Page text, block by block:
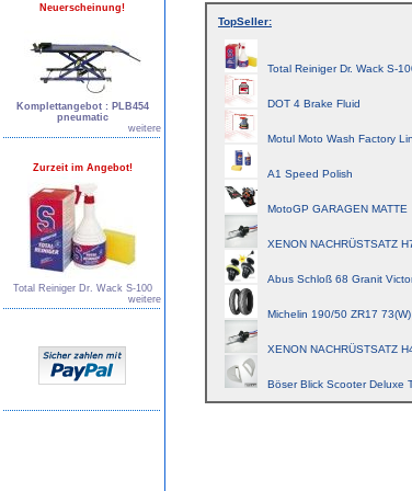
Neuerscheinung!
Komplettangebot : PLB454
pneumatic
weitere
Zurzeit im Angebot!
Total Reiniger Dr. Wack S-100
weitere
TopSeller:
Total Reiniger Dr. Wack S-
DOT 4 Brake Fluid
Motul Moto Wash Factory
A1 Speed Polish
MotoGP GARAGEN MATTE
XENON NACHRÜSTSATZ
Abus Schloß 68 Granit
Michelin 190/50 ZR17
XENON NACHRÜSTSATZ
Böser Blick Scooter Deluxe